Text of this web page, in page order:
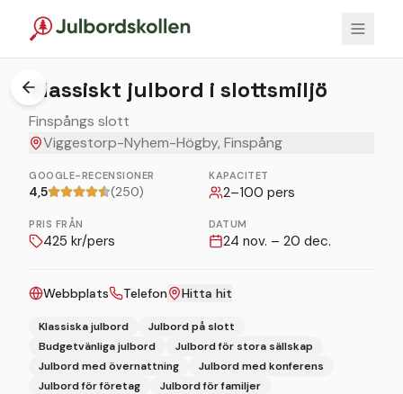
1/
Klassiskt julbord i slottsmiljö
Finspångs slott
Viggestorp-Nyhem-Högby, Finspång
GOOGLE-RECENSIONER
4,5 (250)
KAPACITET
2–100 pers
PRIS FRÅN
425 kr/pers
DATUM
24 nov. – 20 dec.
Webbplats Telefon Hitta hit
Klassiska julbord
Julbord på slott
Budgetvänliga julbord
Julbord för stora sällskap
Julbord med övernattning
Julbord med konferens
Julbord för företag
Julbord för familjer